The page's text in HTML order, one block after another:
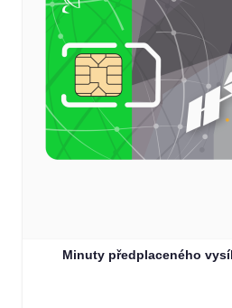
Minuty předplaceného